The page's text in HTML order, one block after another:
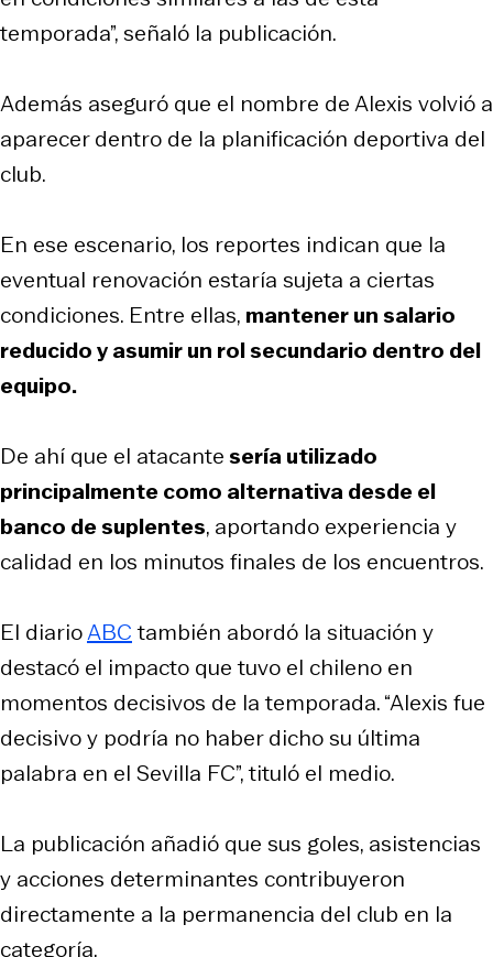
temporada”, señaló la publicación.
Además aseguró que el nombre de Alexis volvió a
aparecer dentro de la planificación deportiva del
club.
En ese escenario, los reportes indican que la
eventual renovación estaría sujeta a ciertas
condiciones. Entre ellas, mantener un salario
reducido y asumir un rol secundario dentro del
equipo.
De ahí que el atacantesería utilizado
principalmente como alternativa desde el
banco de suplentes, aportando experiencia y
calidad en los minutos finales de los encuentros.
El diarioABCtambién abordó la situación y
destacó el impacto que tuvo el chileno en
momentos decisivos de la temporada. “Alexis fue
decisivo y podría no haber dicho su última
palabra en el Sevilla FC”, tituló el medio.
La publicación añadió que sus goles, asistencias
y acciones determinantes contribuyeron
directamente a la permanencia del club en la
categoría.